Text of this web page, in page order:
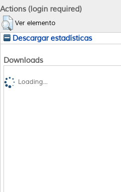
Actions (login required)
Ver elemento
Descargar estadísticas
Downloads
Loading...